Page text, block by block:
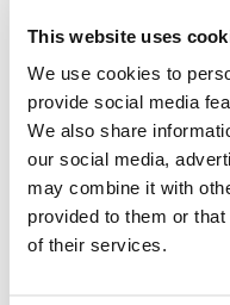
This website uses
We use cookies to
provide social media
We also share
our social media,
may combine it with
provided to them or
of their services.
ein gut funktionierendes
helfen.
Ginkgo biloba,
Anwendungen
Ginkgo biloba,
Zink für eine gesunde
Im Jahr 1963 wurde definitiv
Nährstoff für den Menschen
bis 4 Gramm Zink.(2)